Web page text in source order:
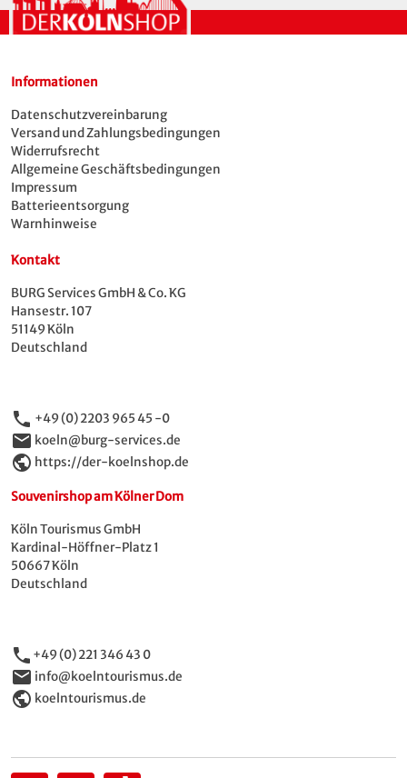
Informationen
Datenschutzvereinbarung
Versand und Zahlungsbedingungen
Widerrufsrecht
Allgemeine Geschäftsbedingungen
Impressum
Batterieentsorgung
Warnhinweise
Kontakt
BURG Services GmbH & Co. KG
Hansestr. 107
51149 Köln
Deutschland
phone +49 (0) 2203 965 45 -0
email koeln@burg-services.de
public https://der-koelnshop.de
Souvenirshop am Kölner Dom
Köln Tourismus GmbH
Kardinal-Höffner-Platz 1
50667 Köln
Deutschland
phone +49 (0) 221 346 43 0
email info@koelntourismus.de
public koelntourismus.de